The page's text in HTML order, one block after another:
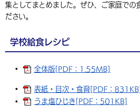
環境・衛生 生涯学
都市整備
手当・助成 健康・
観光なび スポッ
移住・定住
市政情報
地方創生・地域活性化 広報・
行政・計画
集としてまとめました。ぜひ、ご家庭での
ださい。
学校給食レシピ
全体版[PDF：1.55MB]
表紙・目次・食育[PDF：831KB]
うま塩ひじき[PDF：501KB]